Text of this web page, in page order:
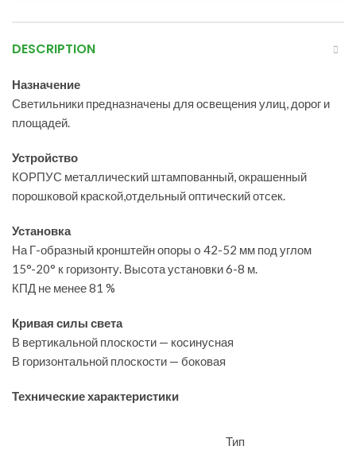
DESCRIPTION
Назначение
Светильники предназначены для освещения улиц, дорог и
площадей.
Устройство
КОРПУС металлический штампованный, окрашенный
порошковой краской,отдельный оптический отсек.
Установка
На Г-образный кронштейн опоры o 42-52 мм под углом
15°-20° к горизонту. Высота установки 6-8 м.
КПД не менее 81 %
Кривая силы света
В вертикальной плоскости — косинусная
В горизонтальной плоскости — боковая
Технические характеристики
Тип